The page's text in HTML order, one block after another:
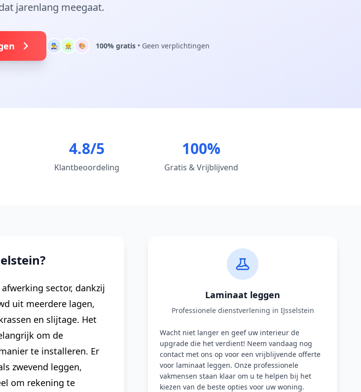
jarenlang meegaat.
👨‍🔧 👷 🎨 100% gratis • Geen verplichtingen
4.8/5
Klantbeoordeling
100%
Gratis & Vrijblijvend
sector, dankzij
uit meerdere lagen,
en slijtage. Het
om de
te installeren. Er
zwevend leggen,
om rekening te
Laminaat leggen
Professionele dienstverlening in IJsselstein
Wacht niet langer en geef uw interieur de
upgrade die het verdient! Neem vandaag nog
contact met ons op voor een vrijblijvende offerte
voor laminaat leggen. Onze professionele
vakmensen staan klaar om u te helpen bij het
kiezen van de beste opties voor uw woning.